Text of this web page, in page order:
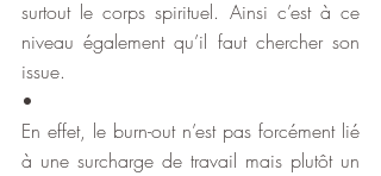
surtout le corps spirituel. Ainsi c’est à ce
niveau également qu’il faut chercher son
issue.
•
En effet, le burn-out n’est pas forcément lié
à une surcharge de travail mais plutôt un